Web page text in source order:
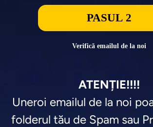
PASUL 2
Verifică emailul de la noi
ATENȚIE!!!!
Uneroi emailul de la noi
folderul tău de Spam sau